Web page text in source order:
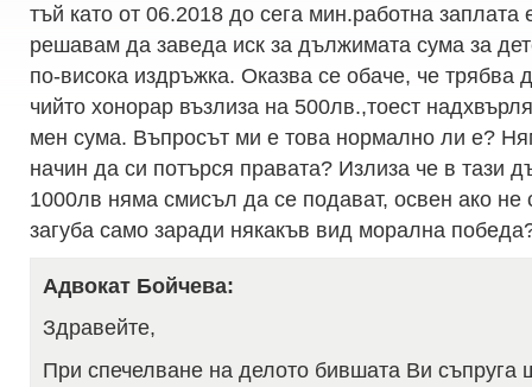
тъй като от 06.2018 до сега мин.работна заплата
решавам да заведа иск за дължимата сума за
по-висока издръжка. Оказва се обаче, че трябва
чийто хонорар възлиза на 500лв.,тоест
мен сума. Въпросът ми е това нормално ли е?
начин да си потърся правата? Излиза че в тази
1000лв няма смисъл да се подават, освен ако не
загуба само заради някакъв вид морална
Адвокат Бойчева:
Здравейте,
При спечелване на делото бившата Ви